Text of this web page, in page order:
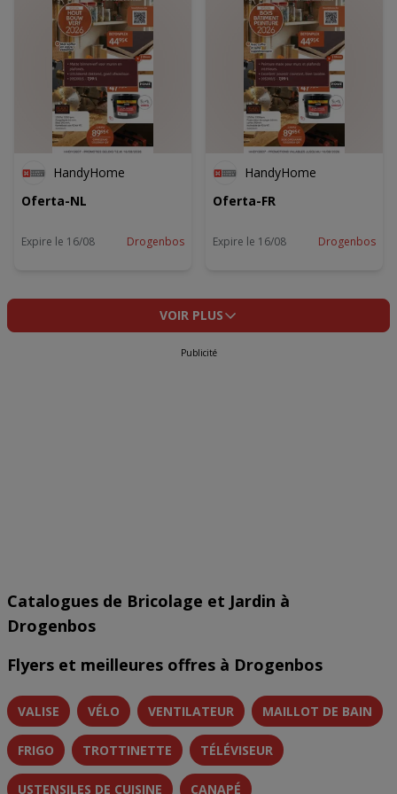
HandyHome
Oferta-NL
Expire le 16/08 Drogenbos
HandyHome
Oferta-FR
Expire le 16/08 Drogenbos
VOIR PLUS
Publicité
Catalogues de Bricolage et Jardin à
Drogenbos
Flyers et meilleures offres à Drogenbos
VALISE VÉLO VENTILATEUR MAILLOT DE BAIN
FRIGO TROTTINETTE TÉLÉVISEUR
USTENSILES DE CUISINE CANAPÉ